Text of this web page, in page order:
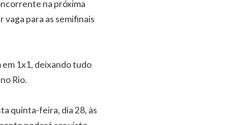
na próxima
para as semifinais
1x1, deixando tudo
Rio.
quinta-feira, dia 28, às